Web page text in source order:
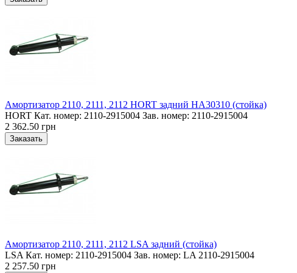
Амортизатор 2110, 2111, 2112 HORT задний HA30310 (стойка)
HORT Кат. номер: 2110-2915004 Зав. номер: 2110-2915004
2 362.50 грн
Амортизатор 2110, 2111, 2112 LSA задний (стойка)
LSA Кат. номер: 2110-2915004 Зав. номер: LA 2110-2915004
2 257.50 грн